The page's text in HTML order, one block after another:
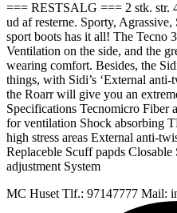
=== RESTSALG === 2 stk. str.
ud af resterne. Sporty,
sport boots has it all! The Tecno
Ventilation on the side, and the
wearing comfort. Besides, the
things, with Sidi’s ‘External anti-
the Roarr will give you an
Specifications Tecnomicro Fiber
for ventilation Shock absorbing
high stress areas External anti-
Replaceble Scuff papds
adjustment System
MC Huset Tlf.: 97147777 Mail: